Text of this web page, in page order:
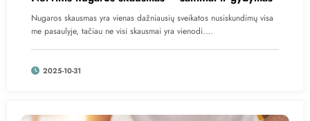
Nugaros skausmas yra vienas dažniausių sveikatos nusiskundimų visa
me pasaulyje, tačiau ne visi skausmai yra vienodi.…
2025-10-31